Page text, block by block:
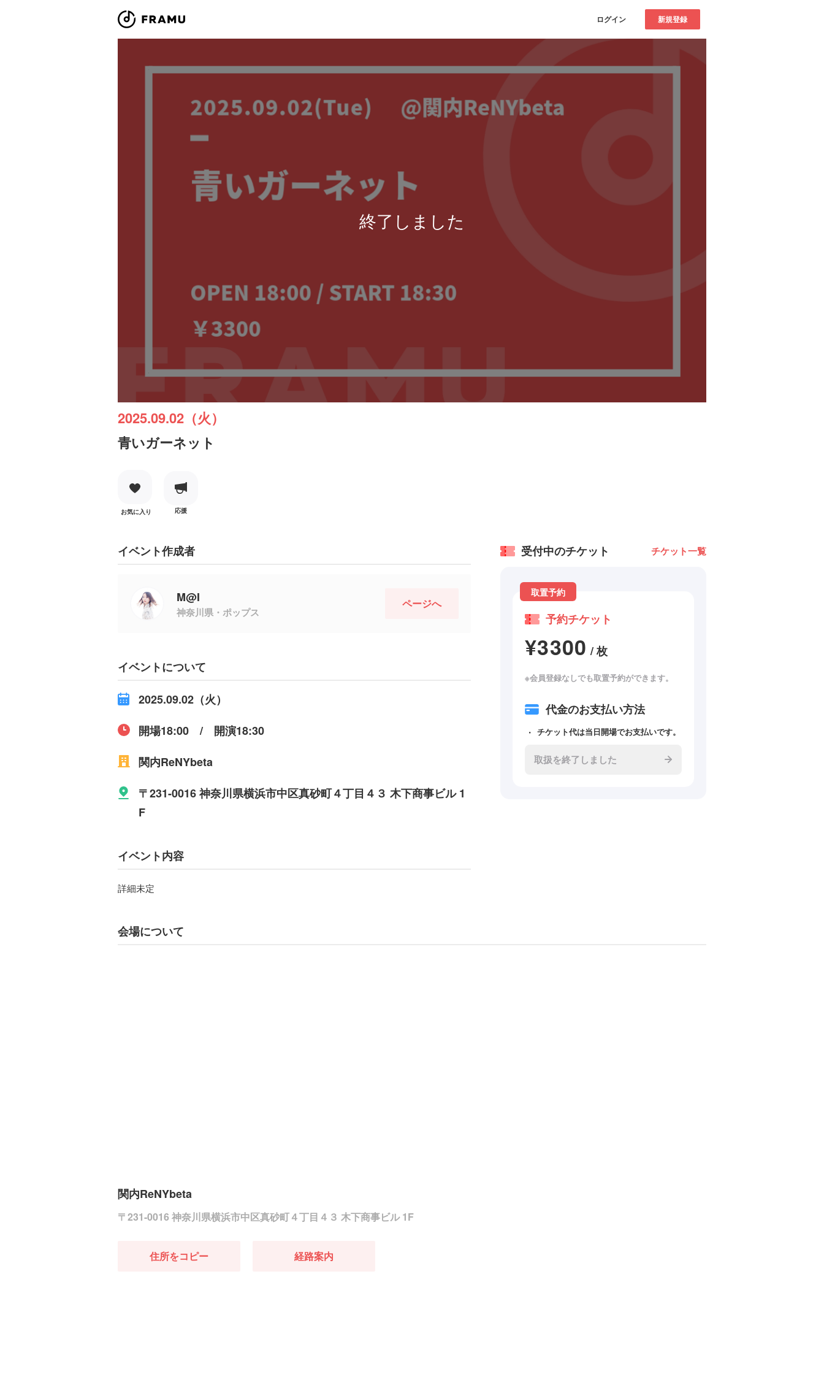
ログイン 新規登録
終了しました
2025.09.02（火）
青いガーネット
お気に入り 応援
イベント作成者
M@I
神奈川県・ポップス
ページへ
イベントについて
2025.09.02（火）
開場18:00 / 開演18:30
関内ReNYbeta
〒231-0016 神奈川県横浜市中区真砂町４丁目４３ 木下商事ビル 1
F
イベント内容
詳細未定
受付中のチケット チケット一覧
取置予約
予約チケット
¥3300 / 枚
※会員登録なしでも取置予約ができます。
代金のお支払い方法
チケット代は当日開場でお支払いです。
取扱を終了しました
会場について
関内ReNYbeta
〒231-0016 神奈川県横浜市中区真砂町４丁目４３ 木下商事ビル 1F
住所をコピー 経路案内